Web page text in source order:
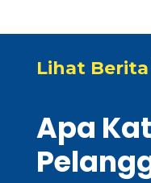
Lihat
Apa